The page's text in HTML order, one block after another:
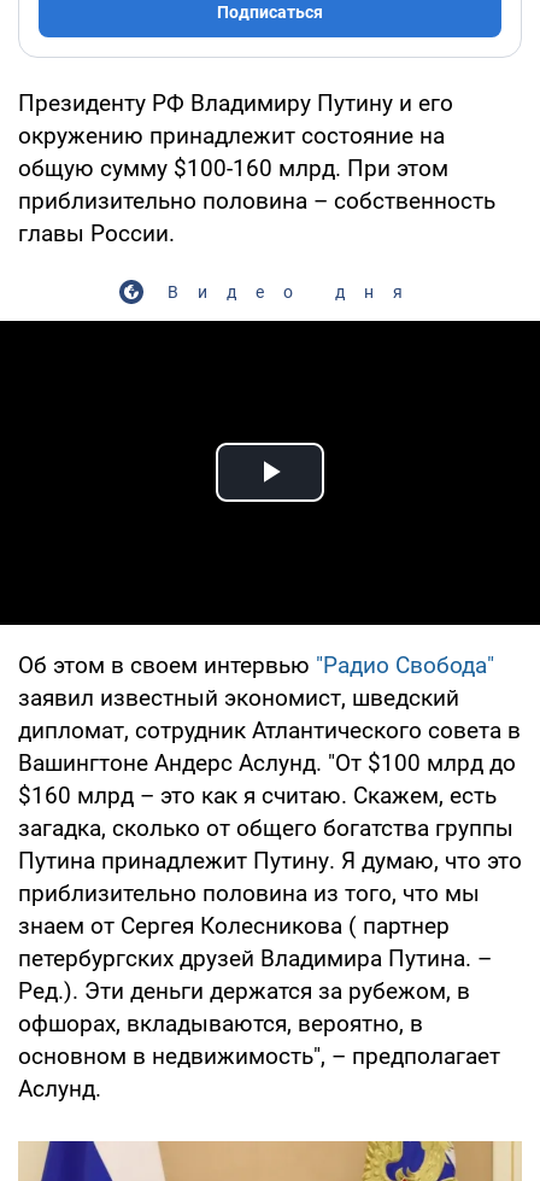
Подписаться
Президенту РФ Владимиру Путину и его
окружению принадлежит состояние на
общую сумму $100-160 млрд. При этом
приблизительно половина – собственность
главы России.
Видео дня
Play Video
Об этом в своем интервью "Радио Свобода"
заявил известный экономист, шведский
дипломат, сотрудник Атлантического совета в
Вашингтоне Андерс Аслунд. "От $100 млрд до
$160 млрд – это как я считаю. Скажем, есть
загадка, сколько от общего богатства группы
Путина принадлежит Путину. Я думаю, что это
приблизительно половина из того, что мы
знаем от Сергея Колесникова ( партнер
петербургских друзей Владимира Путина. –
Ред.). Эти деньги держатся за рубежом, в
офшорах, вкладываются, вероятно, в
основном в недвижимость", – предполагает
Аслунд.